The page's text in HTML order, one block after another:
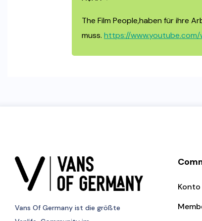
The Film People,haben für ihre
muss. https://www.youtube.com/
Vans Of Germany ist die größte